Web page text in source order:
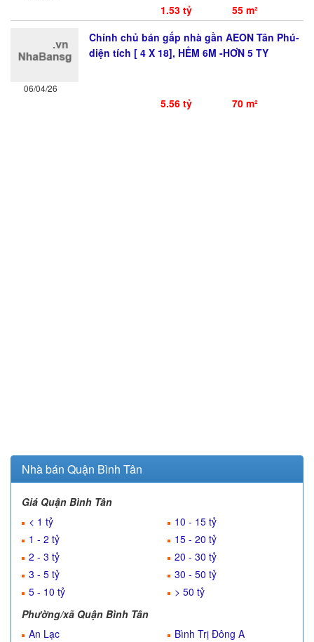
1.53 tỷ 55 m²
06/04/26
Chính chủ bán gấp nhà gần AEON Tân Phú-
diện tích [ 4 X 18], HẺM 6M -HƠN 5 TY
5.56 tỷ 70 m²
Nhà bán Quận Bình Tân
Giá Quận Bình Tân
< 1 tỷ
1 - 2 tỷ
2 - 3 tỷ
3 - 5 tỷ
5 - 10 tỷ
10 - 15 tỷ
15 - 20 tỷ
20 - 30 tỷ
30 - 50 tỷ
> 50 tỷ
Phường/xã Quận Bình Tân
An Lạc
Bình Trị Đông A